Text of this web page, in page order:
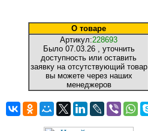
О товаре
Артикул:228693
Было 07.03.26 , уточнить
доступность или оставить
заявку на отсутствующий товар
вы можете через наших
менеджеров